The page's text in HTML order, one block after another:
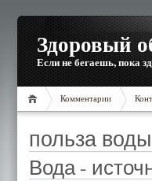
Здоровый
Если не бегаешь, пока
Комментарии
польза воды
Вода -